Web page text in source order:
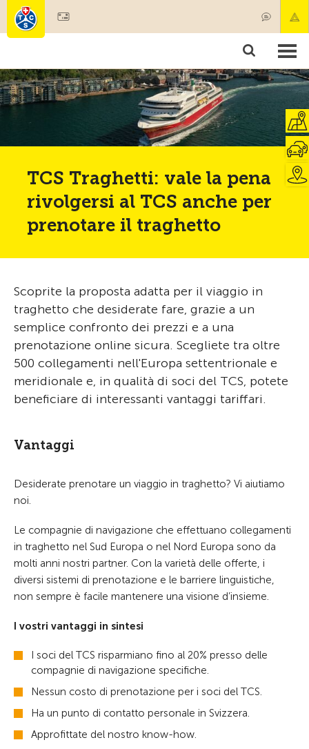
Societariato & prestazioni
Test, sicurezza & salute
TCS Traghetti: vale la pena
rivolgersi al TCS anche per
prenotare il traghetto
Scoprite la proposta adatta per il viaggio in
traghetto che desiderate fare, grazie a un
semplice confronto dei prezzi e a una
prenotazione online sicura. Scegliete tra oltre
500 collegamenti nell'Europa settentrionale e
meridionale e, in qualità di soci del TCS, potete
beneficiare di interessanti vantaggi tariffari.
Vantaggi
Desiderate prenotare un viaggio in traghetto? Vi aiutiamo
noi.
Le compagnie di navigazione che effettuano collegamenti
in traghetto nel Sud Europa o nel Nord Europa sono da
molti anni nostri partner. Con la varietà delle offerte, i
diversi sistemi di prenotazione e le barriere linguistiche,
non sempre è facile mantenere una visione d’insieme.
I vostri vantaggi in sintesi
I soci del TCS risparmiano fino al 20% presso delle
compagnie di navigazione specifiche.
Nessun costo di prenotazione per i soci del TCS.
Ha un punto di contatto personale in Svizzera.
Approfittate del nostro know-how.